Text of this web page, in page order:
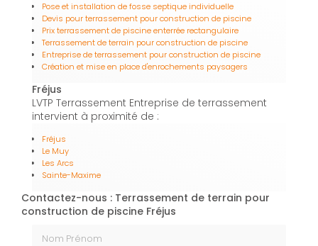
Pose et installation de fosse septique individuelle
Devis pour terrassement pour construction de piscine
Prix terrassement de piscine enterrée rectangulaire
Terrassement de terrain pour construction de piscine
Entreprise de terrassement pour construction de piscine
Création et mise en place d'enrochements paysagers
Fréjus
LVTP Terrassement Entreprise de terrassement
intervient à proximité de :
Fréjus
Le Muy
Les Arcs
Sainte-Maxime
Contactez-nous : Terrassement de terrain pour
construction de piscine Fréjus